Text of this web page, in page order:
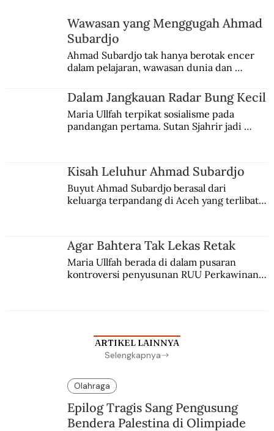
Menjadi Gila Akibat Isolasi di Digoel
Wawasan yang Menggugah Ahmad
Subardjo
Ahmad Subardjo tak hanya berotak encer
dalam pelajaran, wawasan dunia dan
Jules Verne, Multatuli, hingga Sun Yat-sen.
Dalam Jangkauan Radar Bung Kecil
Maria Ullfah terpikat sosialisme pada
pandangan pertama. Sutan Sjahrir jadi
Kisah Leluhur Ahmad Subardjo
Buyut Ahmad Subardjo berasal dari
keluarga terpandang di Aceh yang terlibat
Agar Bahtera Tak Lekas Retak
Maria Ullfah berada di dalam pusaran
kontroversi penyusunan RUU Perkawinan.
ARTIKEL LAINNYA
Selengkapnya
Olahraga
Epilog Tragis Sang Pengusung
Bendera Palestina di Olimpiade